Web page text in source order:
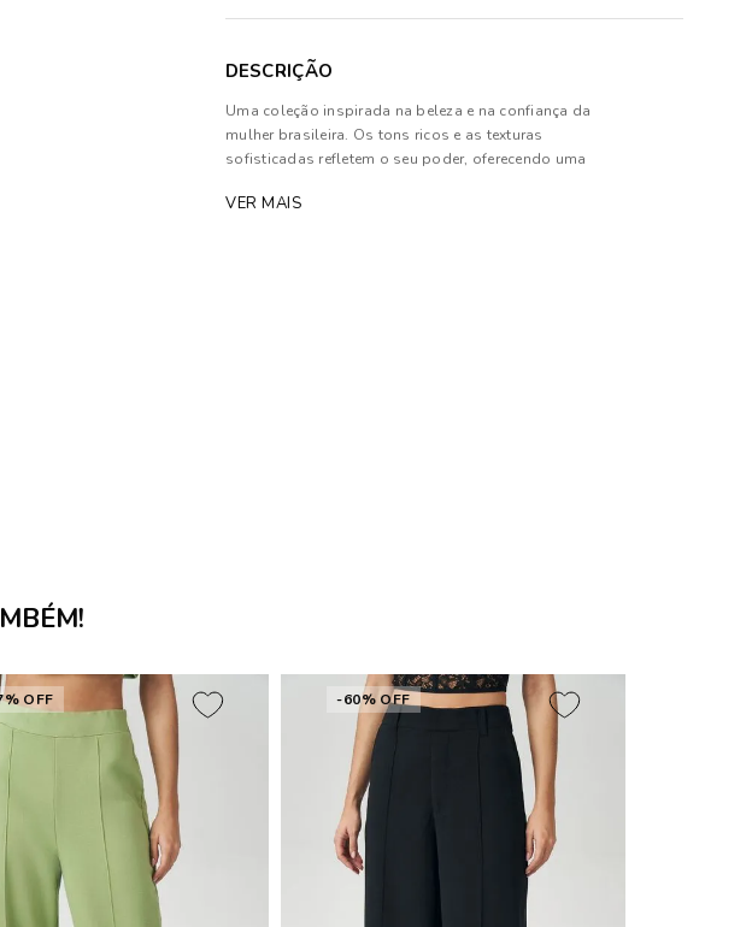
DESCRIÇÃO
Uma coleção inspirada na beleza e na confiança da
mulher brasileira. Os tons ricos e as texturas
sofisticadas refletem o seu poder, oferecendo uma
convite para que cada mulher se sinta poderosa e
VER MAIS
OFF -60% OFF